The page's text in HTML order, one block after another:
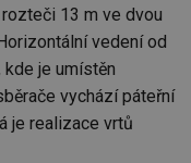
13 m ve dvou
vedení od
je umístěn
vychází páteřní
je realizace vrtů